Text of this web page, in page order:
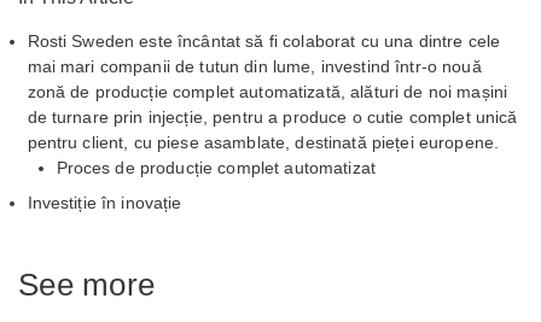
Rosti Sweden este încântat să fi colaborat cu una dintre cele
mai mari companii de tutun din lume, investind într-o nouă
zonă de producție complet automatizată, alături de noi mașini
de turnare prin injecție, pentru a produce o cutie complet unică
pentru client, cu piese asamblate, destinată pieței europene.
Proces de producție complet automatizat
Investiție în inovație
See more